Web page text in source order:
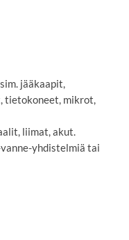
jääkaapit,
tietokoneet, mikrot,
liimat, akut.
yhdistelmiä tai